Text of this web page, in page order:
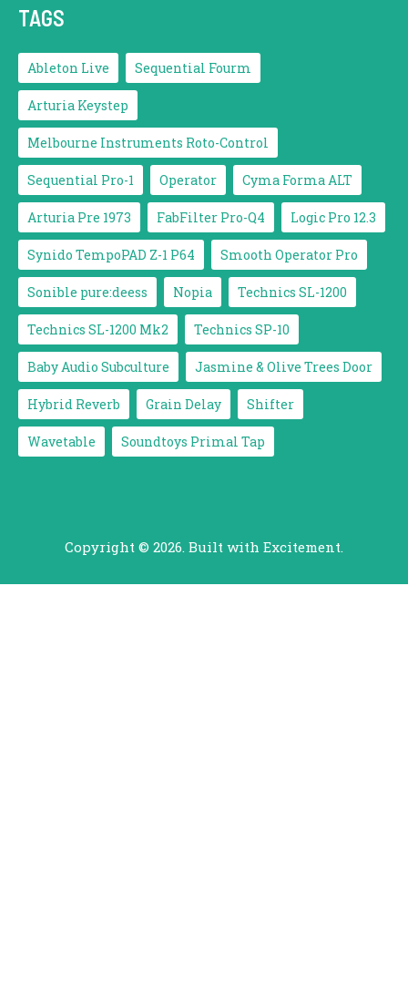
TAGS
Ableton Live Sequential Fourm
Arturia Keystep
Melbourne Instruments Roto-Control
Sequential Pro-1 Operator Cyma Forma ALT
Arturia Pre 1973 FabFilter Pro-Q4 Logic Pro 12.3
Synido TempoPAD Z-1 P64 Smooth Operator Pro
Sonible pure:deess Nopia Technics SL-1200
Technics SL-1200 Mk2 Technics SP-10
Baby Audio Subculture Jasmine & Olive Trees Door
Hybrid Reverb Grain Delay Shifter
Wavetable Soundtoys Primal Tap
Copyright © 2026. Built with Excitement.